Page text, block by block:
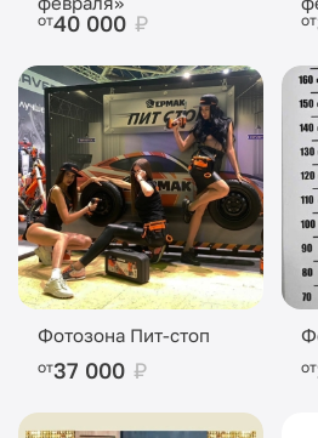
от40 000 ₽ от
Фотозона Пит-стоп
от37 000 ₽ от